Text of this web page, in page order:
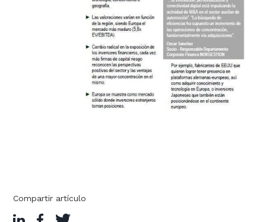
Compartir artículo